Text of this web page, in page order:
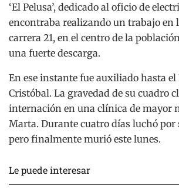
‘El Pelusa’, dedicado al oficio de
encontraba realizando un trabajo en
carrera 21, en el centro de la
una fuerte descarga.
En ese instante fue auxiliado hasta
Cristóbal. La gravedad de su cuadro
internación en una clínica de mayor
Marta. Durante cuatro días luchó por
pero finalmente murió este lunes.
Le puede interesar